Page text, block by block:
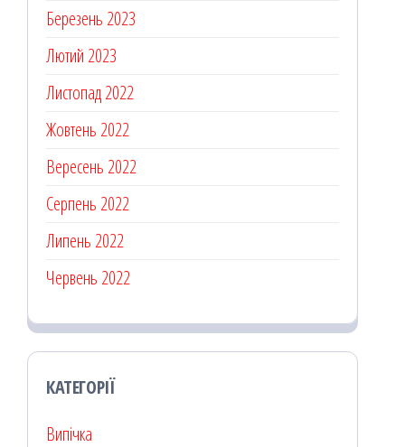
Березень 2023
Лютий 2023
Листопад 2022
Жовтень 2022
Вересень 2022
Серпень 2022
Липень 2022
Червень 2022
КАТЕГОРІЇ
Випічка